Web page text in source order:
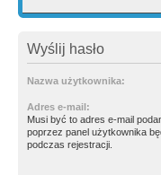
Wyślij hasło
Nazwa użytkownika:
Adres e-mail:
Musi być to adres e-mail
poprzez panel użytkownika
podczas rejestracji.